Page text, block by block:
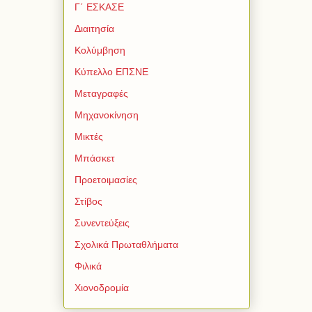
Γ΄ ΕΣΚΑΣΕ
Διαιτησία
Κολύμβηση
Κύπελλο ΕΠΣΝΕ
Μεταγραφές
Μηχανοκίνηση
Μικτές
Μπάσκετ
Προετοιμασίες
Στίβος
Συνεντεύξεις
Σχολικά Πρωταθλήματα
Φιλικά
Χιονοδρομία